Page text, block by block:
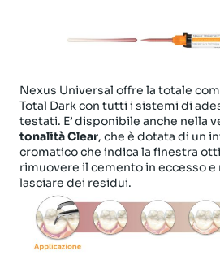
Nexus Universal offre la totale
Total Dark con tutti i sistemi di
testati. E’ disponibile anche nella
tonalità Clear, che è dotata di un
cromatico che indica la finestra
rimuovere il cemento in eccesso
lasciare dei residui.